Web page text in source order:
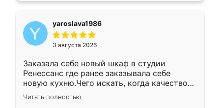
yaroslava1986
3 августа 2026
Заказала себе новый шкаф в студии
Ренессанс где ранее заказывала себе
новую кухню.Чего искать, когда качеством
вполне довольна. Служит кухня уже почти
два года, нареканий нет.
Читать полностью